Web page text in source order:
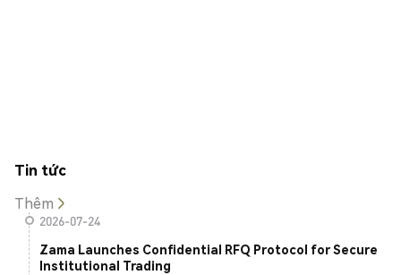
Tin tức
Thêm
2026-07-24
Zama Launches Confidential RFQ Protocol for Secure
Institutional Trading